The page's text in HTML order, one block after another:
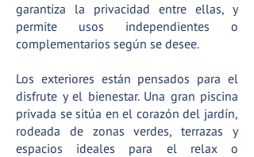
garantiza la privacidad entre ellas, y
permite usos independientes o
complementarios según se desee.
Los exteriores están pensados para el
disfrute y el bienestar. Una gran piscina
privada se sitúa en el corazón del jardín,
rodeada de zonas verdes, terrazas y
espacios ideales para el relax o